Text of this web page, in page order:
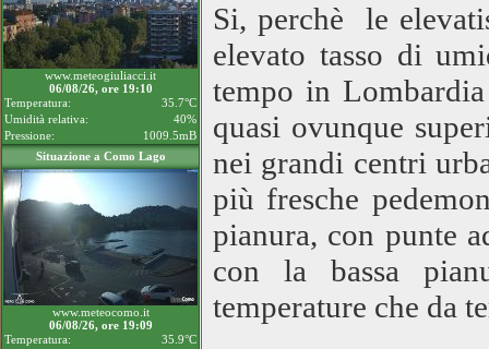
www.meteogiuliacci.it
06/08/26, ore 19:10
Temperatura:
35.7°C
Umidità relativa:
40%
Pressione:
1009.5mB
Situazione a Como Lago
www.meteocomo.it
06/08/26, ore 19:09
Temperatura:
35.9°C
Si, perchè le
elevato tasso di
tempo in
quasi ovunque
nei grandi centri
più fresche
pianura, con punte
con la bassa
temperature che da